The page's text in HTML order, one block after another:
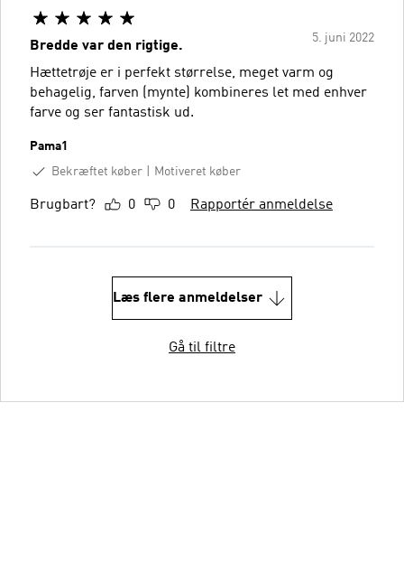
5. juni 2022
Bredde var den rigtige.
Hættetrøje er i perfekt størrelse, meget varm og
behagelig, farven (mynte) kombineres let med enhver
farve og ser fantastisk ud.
Pama1
Bekræftet køber
Motiveret køber
Brugbart? 0 0 Rapportér anmeldelse
Læs flere anmeldelser
Gå til filtre